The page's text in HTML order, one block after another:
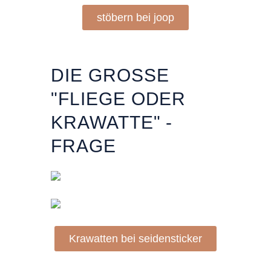
stöbern bei joop
DIE GROSSE "
FLIEGE ODER K
RAWATTE" - F
RAGE
Krawatten bei seidensticker